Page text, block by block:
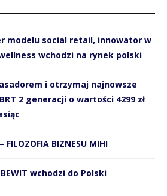
modelu social retail, innowator w
wchodzi na rynek polski
i otrzymaj najnowsze
2 generacji o wartości 4299 zł
FILOZOFIA BIZNESU MIHI
wchodzi do Polski